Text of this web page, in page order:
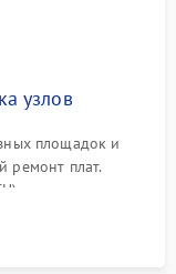
узлов
площадок и
ремонт плат.
зеркал и тракта
пыли.